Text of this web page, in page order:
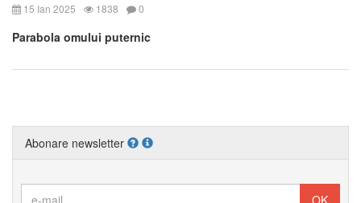
15 Ian 2025 1838 0
Parabola omului puternic
Abonare newsletter